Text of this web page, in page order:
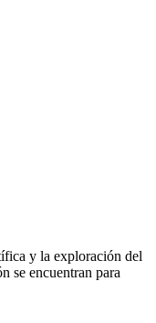
y la exploración del
se encuentran para